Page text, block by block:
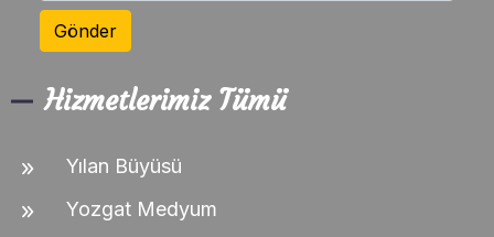
Gönder
Hizmetlerimiz Tümü
Yılan Büyüsü
Yozgat Medyum